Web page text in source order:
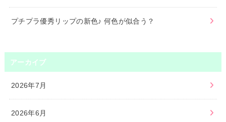
プチプラ優秀リップの新色♪ 何色が似合う？
アーカイブ
2026年7月
2026年6月